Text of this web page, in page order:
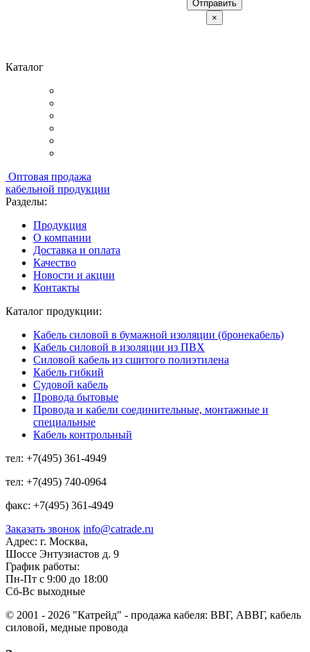
Отправить
×
Каталог
Оптовая продажа
кабельной продукции
Разделы:
Продукция
О компании
Доставка и оплата
Качество
Новости и акции
Контакты
Каталог продукции:
Кабель силовой в бумажной изоляции (бронекабель)
Кабель силовой в изоляции из ПВХ
Силовой кабель из сшитого полиэтилена
Кабель гибкий
Судовой кабель
Провода бытовые
Провода и кабели соединительные, монтажные и
специальные
Кабель контрольный
тел: +7(495) 361-4949
тел: +7(495) 740-0964
факс: +7(495) 361-4949
Заказать звонок info@catrade.ru
Адрес: г. Москва,
Шоссе Энтузиастов д. 9
График работы:
Пн-Пт с 9:00 до 18:00
Сб-Вс выходные
© 2001 - 2026 "Катрейд" - продажа кабеля: ВВГ, АВВГ, кабель
силовой, медные провода